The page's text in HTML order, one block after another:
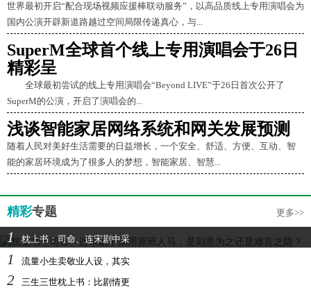
世界最初开启“配合现场视频应援棒联动服务”，以高品质线上专用演唱会为
国内公演开辟新道路越过空间局限传递真心，与...
SuperM全球首个线上专用演唱会于26日
精彩呈
全球最初尝试的线上专用演唱会“Beyond LIVE”于26日首次公开了
SuperM的公演，开启了演唱会的...
浅谈智能家居网络系统和网关发展预测
随着人民对美好生活需要的日益增长，一个安全、舒适、方便、互动、智
能的家居环境成为了很多人的梦想，智能家居、智慧...
精彩专题 更多>>
1 枕上书：司命、连宋剧中采
1 流量小生卖敬业人设，其实
2 三生三世枕上书：比剧情更